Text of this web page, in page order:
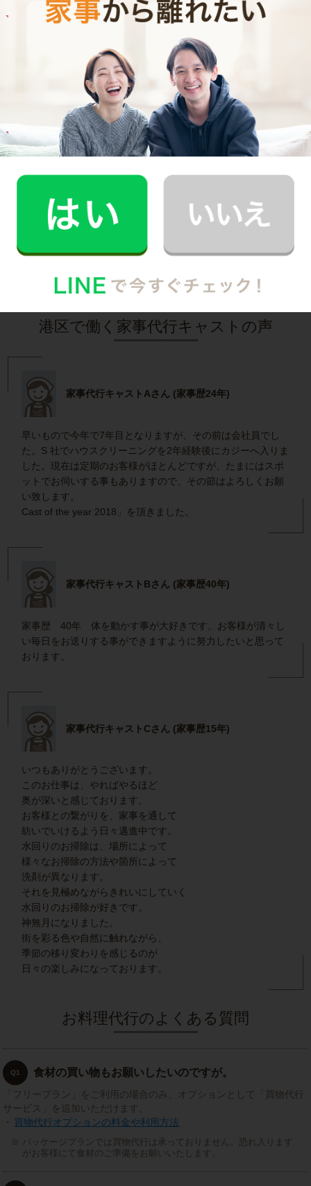
お料理
A.T.さん
栄養バランスの取れた食事を摂れるのが魅力で
記事全文を見る
U.I.さん
40代 男性 1人暮らし
ています。
記事全文を見る
インタビュー一覧を見る
港区で働く家事代行キャストの声
家事代行キャストAさん (家事歴24年)
早いもので今年で7年目となりますが、その前は会社員でし
た。S 社でハウスクリーニングを2年経験後にカジーへ入りま
した。現在は定期のお客様がほとんどですが、たまにはスポ
ットでお伺いする事もありますので、その節はよろしくお願
い致します。
Cast of the year 2018」を頂きました。
家事代行キャストBさん (家事歴40年)
家事歴 40年 体を動かす事が大好きです。お客様が清々し
い毎日をお送りする事ができますように努力したいと思って
おります。
家事代行キャストCさん (家事歴15年)
いつもありがとうございます。
このお仕事は、やればやるほど
奥が深いと感じております。
お客様との繋がりを、家事を通して
紡いでいけるよう日々邁進中です。
水回りのお掃除は、場所によって
様々なお掃除の方法や箇所によって
洗剤が異なります。
それを見極めながらきれいにしていく
水回りのお掃除が好きです。
神無月になりました。
街を彩る色や自然に触れながら、
季節の移り変わりを感じるのが
日々の楽しみになっております。
お料理代行のよくある質問
Q1 食材の買い物もお願いしたいのですが。
「フリープラン」をご利用の場合のみ、オプションとして「買物代行
サービス」を追加いただけます。
・ 買物代行オプションの料金や利用方法
パッケージプランでは買物代行は承っておりません。恐れ入ります
がお客様にて食材のご準備をお願いいたします。